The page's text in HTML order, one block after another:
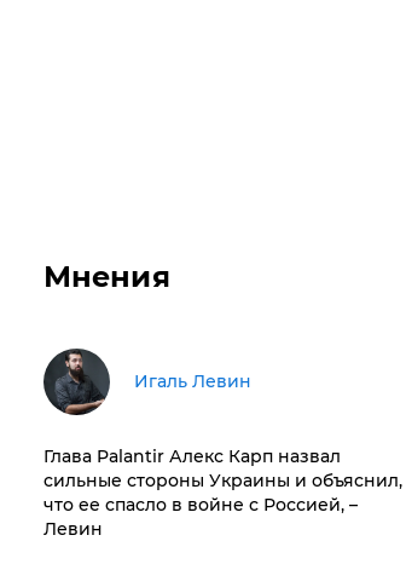
Мнения
Игаль Левин
Глава Palantir Алекс Карп назвал
сильные стороны Украины и объяснил,
что ее спасло в войне с Россией, –
Левин